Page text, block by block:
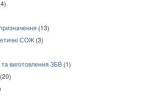
(13)
СОЖ (3)
виготовлення ЗБВ (1)
(20)